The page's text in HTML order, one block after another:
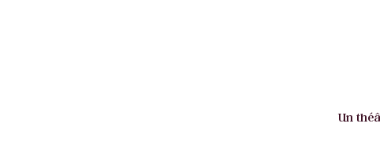
Un